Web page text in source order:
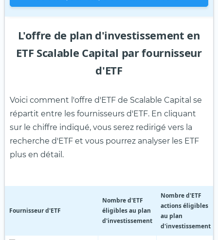
L'offre de plan d'investissement en
ETF Scalable Capital par fournisseur
d'ETF
Voici comment l'offre d'ETF de Scalable Capital se
répartit entre les fournisseurs d'ETF. En cliquant
sur le chiffre indiqué, vous serez redirigé vers la
recherche d'ETF et vous pourrez analyser les ETF
plus en détail.
Fournisseur d'ETF
Nombre d'ETF
éligibles au plan
d'investissement
Nombre d'ETF
actions éligibles
au plan
d'investissement